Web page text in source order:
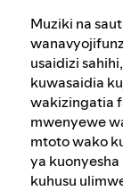
Muziki na
usaidizi
kuwasaidia
wakizingatia
mwenyewe
mtoto wako
ya
kuhusu